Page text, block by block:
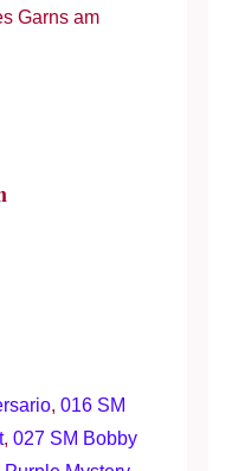
Garns am
, 016 SM
, 027 SM Bobby